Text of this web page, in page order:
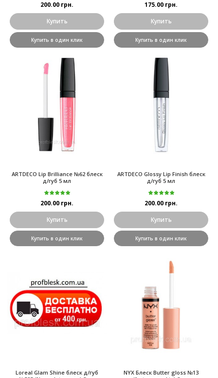
200.00 грн.
Купить
Купить в один клик
175.00 грн.
Купить
Купить в один клик
ARTDECO Lip Brilliance №62 блеск
д/губ 5 мл
200.00 грн.
Купить
Купить в один клик
ARTDECO Glossy Lip Finish блеск
д/губ 5 мл
200.00 грн.
Купить
Купить в один клик
Loreal Glam Shine блеск д/губ
NYX Блеск Butter gloss №13